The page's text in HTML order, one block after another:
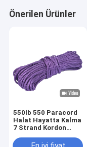
Önerilen Ürünler
550lb 550 Paracord
Halat Hayatta Kalma
7 Strand Kordon
Kalmak İçin Açık